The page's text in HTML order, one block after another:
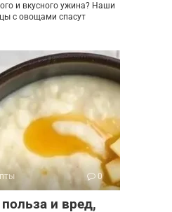
и вкусного ужина? Наши
с овощами спасут
0
и вред,